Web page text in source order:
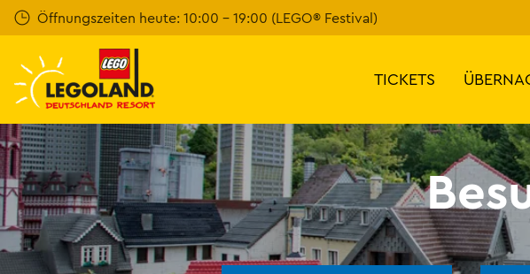
Weiter
zum
Hauptinhalt
Öffnungszeiten heute: 10:00 - 19:00 (LEGO® Festival)
TICKETS